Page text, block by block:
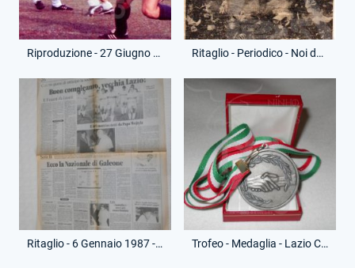
Riproduzione - 27 Giugno 1987 - Campionato Serie B - Taranto-Lazio Ritaglio - Periodico - Noi della Vecchia Guardia
Ritaglio - 6 Gennaio 1987 - Il Tempo - Festa 87 Anni Trofeo - Medaglia - Lazio Club Marino - (Fronte)